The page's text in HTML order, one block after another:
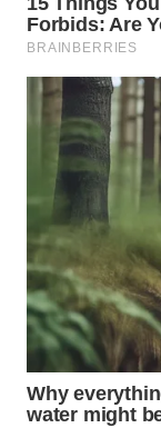
WN
KUNINGAN
WN
MAJALENGKA
WN
SUBANG
WN
SUKABUMI
WN
PURWAKARTA
WN